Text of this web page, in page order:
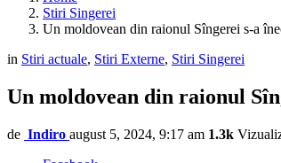
Stiri Singerei
Un moldovean din raionul Sîngerei s-a
in Stiri actuale, Stiri Externe, Stiri Singerei
Un moldovean din raionul
de Indiro august 5, 2024, 9:17 am 1.3k